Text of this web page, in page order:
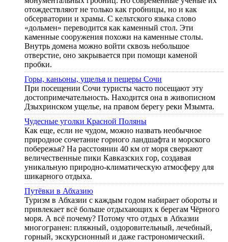
отождествляют не только как гробницы, но и как
обсерватории и храмы. С кельтского языка слово
«дольмен» переводится как каменный стол. Эти
каменные сооружения похожи на каменные столы.
Внутрь домена можно войти сквозь небольшое
отверстие, оно закрывается при помощи каменой
пробки.
Горы, каньоны, ущелья и пещеры Сочи
При посещении Сочи туристы часто посещают эту
достопримечательность. Находится она в живописном
Дзыхринском ущелье, на правом берегу реки Мзымта.
Чудесные уголки Красной Поляны
Как еще, если не чудом, можно назвать необычное
природное сочетание горного ландшафта и морского
побережья? На расстоянии 40 км от моря сверкают
величественные пики Кавказских гор, создавая
уникальную природно-климатическую атмосферу для
шикарного отдыха.
Путёвки в Абхазию
Туризм в Абхазии с каждым годом набирает обороты и
привлекает всё больше отдыхающих к берегам Чёрного
моря. А всё почему? Потому что отдых в Абхазии
многогранен: пляжный, оздоровительный, лечебный,
горный, экскурсионный и даже гастрономический.